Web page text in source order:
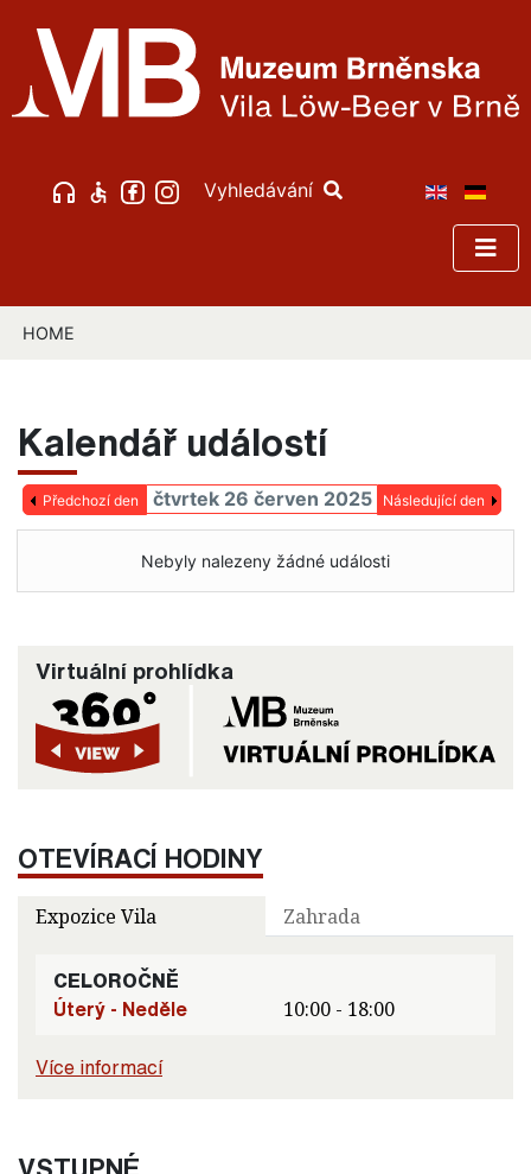
Vyhledávání
HOME
Kalendář událostí
Předchozí den čtvrtek 26 červen 2025 Následující den
Nebyly nalezeny žádné události
Virtuální prohlídka
OTEVÍRACÍ HODINY
Expozice Vila Zahrada
CELOROČNĚ
Úterý - Neděle
10:00 - 18:00
Více informací